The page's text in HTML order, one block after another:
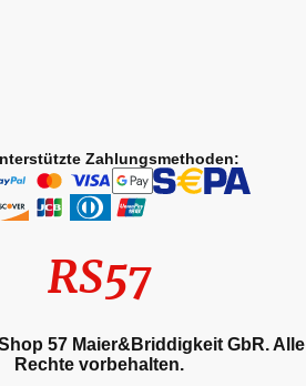
Zahlungsmethoden:
RS57
57 Maier&Briddigkeit GbR. Alle
Rechte vorbehalten.